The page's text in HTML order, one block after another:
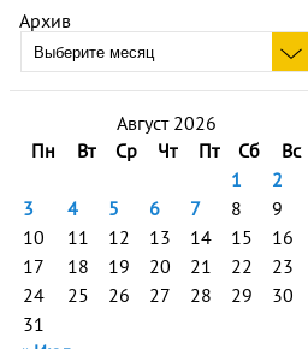
Архив
Август 2026
Пн
Вт Ср Чт Пт Сб
Вс
1
2
3
4 5 6 7 8
9
10
11 12 13 14 15
16
17
18 19 20 21 22
23
24
25 26 27 28 29
30
31